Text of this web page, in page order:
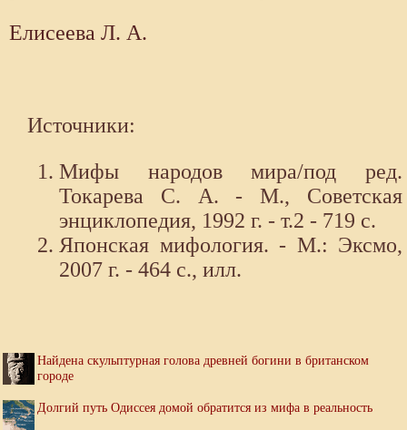
Елисеева Л. А.
Источники:
Мифы народов мира/под ред.
Токарева С. А. - М., Советская
энциклопедия, 1992 г. - т.2 - 719 с.
Японская мифология. - М.: Эксмо,
2007 г. - 464 с., илл.
Найдена скульптурная голова древней богини в британском
городе
Долгий путь Одиссея домой обратится из мифа в реальность